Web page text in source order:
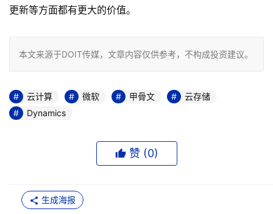
更新等方面都有更大的价值。
本文来源于DOIT传媒，文章内容仅供参考，不构成投资建议。
云计算 微软 甲骨文
云存储
Dynamics
赞 (0)
生成海报